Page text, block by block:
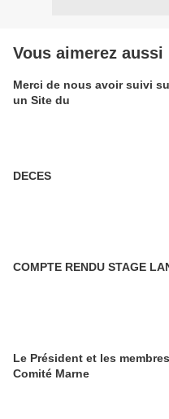
Vous aimerez aussi
Merci de nous avoir suivi
un Site du
DECES
COMPTE RENDU STAGE
Le Président et les
Comité Marne